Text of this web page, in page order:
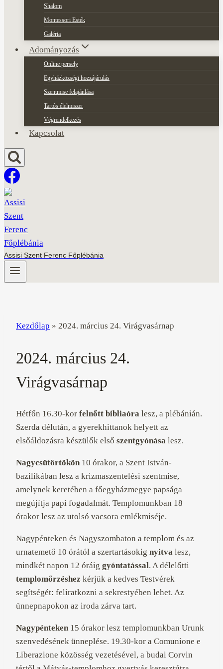
Shalom
Montessori Esték
Galéria
Adományozás
Online persely
Egyházközségi hozzájárulás
Szentmise felajánlása
Tartós élelmiszer
Végrendelkezés
Kapcsolat
Assisi Szent Ferenc Főplébánia
Kezdőlap » 2024. március 24. Virágvasárnap
2024. március 24.
Virágvasárnap
Hétfőn 16.30-kor felnőtt bibliaóra lesz, a plébánián.
Szerda délután, a gyerekhittanok helyett az
elsőáldozásra készülők első szentgyónása lesz.
Nagycsütörtökön 10 órakor, a Szent István-
bazilikában lesz a krizmaszentelési szentmise,
amelynek keretében a főegyházmegye papsága
megújítja papi fogadalmát. Templomunkban 18
órakor lesz az utolsó vacsora emlékmiséje.
Nagypénteken és Nagyszombaton a templom és az
urnatemető 10 órától a szertartásokig nyitva lesz,
mindkét napon 12 óráig gyóntatással. A délelőtti
templomőrzéshez kérjük a kedves Testvérek
segítségét: feliratkozni a sekrestyében lehet. Az
ünnepnapokon az iroda zárva tart.
Nagypénteken 15 órakor lesz templomunkban Urunk
szenvedésének ünneplése. 19.30-kor a Comunione e
Liberazione közösség vezetésével, a budai Corvin